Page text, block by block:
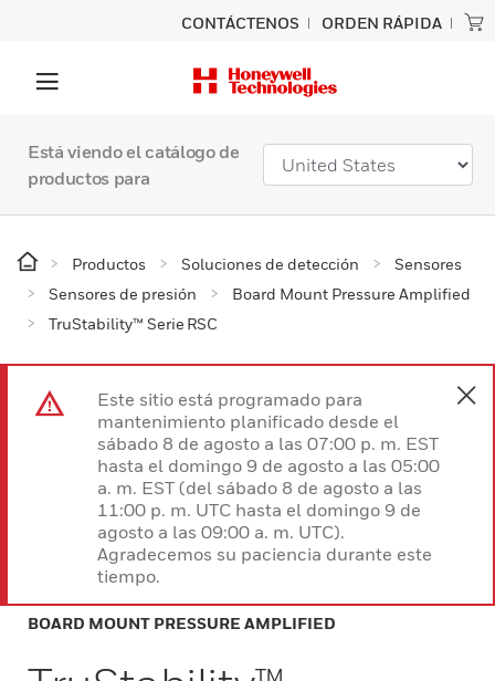
CONTÁCTENOS ORDEN RÁPIDA
Está viendo el catálogo de
productos para
Productos Soluciones de detección
Sensores
Sensores de presión
Board Mount Pressure Amplified
TruStability™ Serie RSC
Este sitio está programado para
mantenimiento planificado desde el
sábado 8 de agosto a las 07:00 p. m. EST
hasta el domingo 9 de agosto a las 05:00
a. m. EST (del sábado 8 de agosto a las
11:00 p. m. UTC hasta el domingo 9 de
agosto a las 09:00 a. m. UTC).
Agradecemos su paciencia durante este
tiempo.
BOARD MOUNT PRESSURE AMPLIFIED